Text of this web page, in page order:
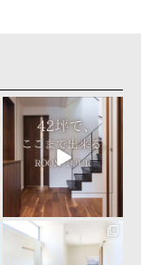
seiyu_1
8月 1
seiyu_1
7月 28